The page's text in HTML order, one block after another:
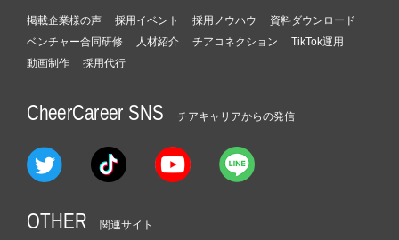
掲載企業様の声 採用イベント 採用ノウハウ
資料ダウンロード
ベンチャー合同研修
人材紹介 チアコネクション
TikTok運用
動画制作
採用代行
CheerCareer SNS チアキャリアからの発信
OTHER 関連サイト